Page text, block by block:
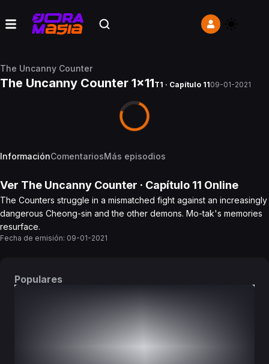
The Uncanny Counter
The Uncanny Counter 1x11T1 · Capítulo 1109-01-2021
InformaciónComentariosMás episodios
Ver The Uncanny Counter · Capítulo 11 Online
The Counters struggle in a mismatched fight against an increasingly
dangerous Cheong-sin and the other demons. Mo-tak's memories
resurface.
Fecha de emisión: 09-01-2021
Populares